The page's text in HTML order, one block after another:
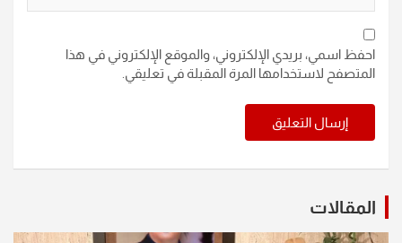
احفظ اسمي، بريدي الإلكتروني، والموقع الإلكتروني في هذا
المتصفح لاستخدامها المرة المقبلة في تعليقي.
المقالات